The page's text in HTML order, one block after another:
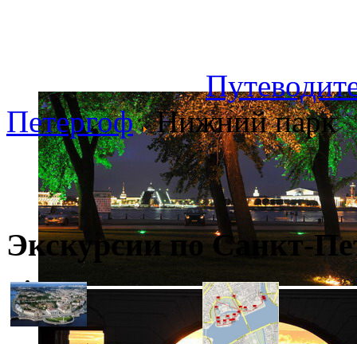
Петергоф Нижний парк
Экскурсии по Санкт-